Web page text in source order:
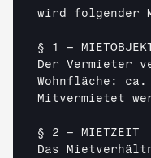
wird folgender
§ 1 –
Der Vermieter
Wohnfläche: ca.
Mitvermietet
§ 2 – MIETZEIT
Das